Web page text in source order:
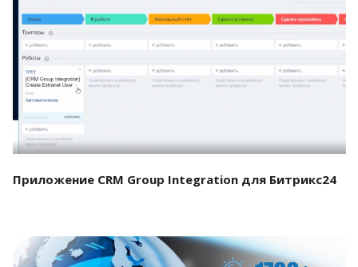
Смотреть проект
Приложение CRM Group Integration для Битрикс24